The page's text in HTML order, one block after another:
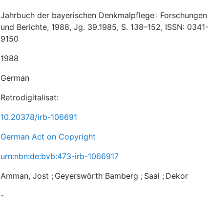
Jahrbuch der bayerischen Denkmalpflege : Forschungen
und Berichte, 1988, Jg. 39.1985, S. 138–152, ISSN: 0341-
9150
1988
German
Retrodigitalisat:
10.20378/irb-106691
German Act on Copyright
urn:nbn:de:bvb:473-irb-1066917
Amman, Jost ; Geyerswörth Bamberg ; Saal ; Dekor
-